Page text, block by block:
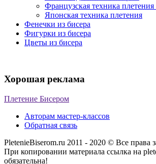
Французская техника
Японская техника плетения
Фенечки из бисера
Фигурки из бисера
Цветы из бисера
Хорошая реклама
Плетение Бисером
Авторам мастер-классов
Обратная связь
PletenieBiserom.ru 2011 - 2020 © Все права
При копировании материала ссылка на
обязательна!